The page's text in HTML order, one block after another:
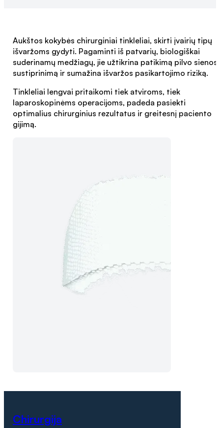
Aukštos kokybės chirurginiai tinkleliai, skirti įvairių tipų
išvaržoms gydyti. Pagaminti iš patvarių, biologiškai
suderinamų medžiagų, jie užtikrina patikimą pilvo sienos
sustiprinimą ir sumažina išvaržos pasikartojimo riziką.
Tinkleliai lengvai pritaikomi tiek atviroms, tiek
laparoskopinėms operacijoms, padeda pasiekti
optimalius chirurginius rezultatus ir greitesnį paciento
gijimą.
Chirurgija